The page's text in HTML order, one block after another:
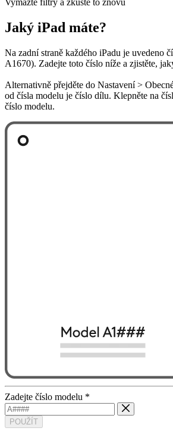
Vymažte filtry a zkuste to znovu
Jaký iPad máte?
Na zadní straně každého iPadu je uvedeno
A1670). Zadejte toto číslo níže a zjistěte,
Alternativně přejděte do Nastavení >
od čísla modelu je číslo dílu. Klepněte na
číslo modelu.
Zadejte číslo modelu *
POUŽÍT